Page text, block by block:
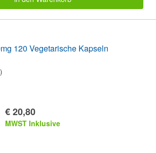
120 Vegetarische Kapseln
€ 20,80
MWST Inklusive